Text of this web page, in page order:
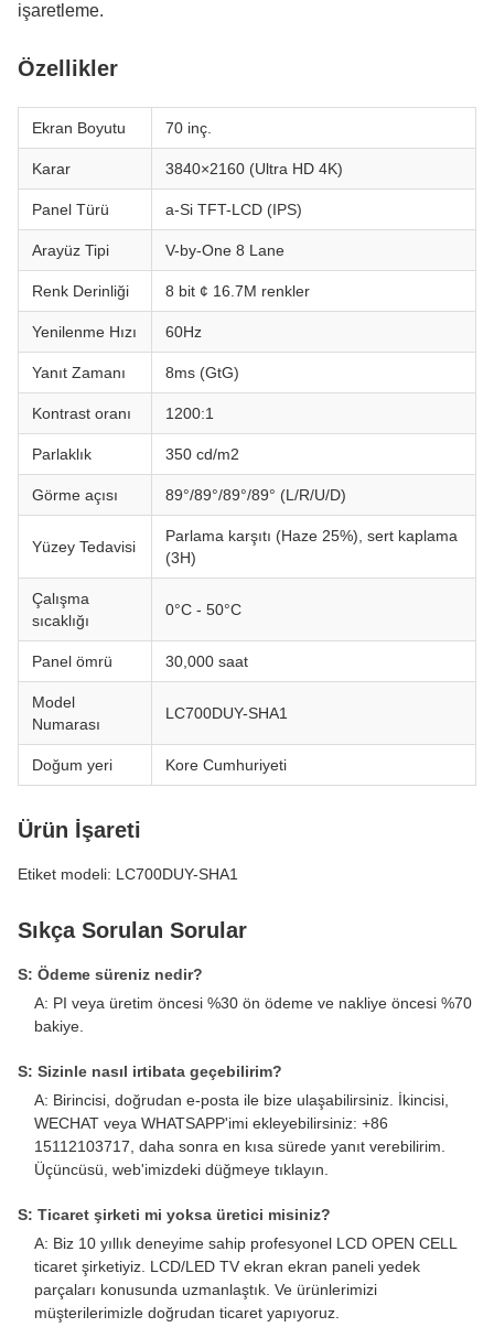
işaretleme.
Özellikler
Ekran Boyutu 70 inç.
Karar 3840×2160 (Ultra HD 4K)
Panel Türü a-Si TFT-LCD (IPS)
Arayüz Tipi V-by-One 8 Lane
Renk Derinliği 8 bit ¢ 16.7M renkler
Yenilenme Hızı 60Hz
Yanıt Zamanı 8ms (GtG)
Kontrast oranı 1200:1
Parlaklık 350 cd/m2
Görme açısı 89°/89°/89°/89° (L/R/U/D)
Yüzey Tedavisi
Parlama karşıtı (Haze 25%), sert kaplama
(3H)
Çalışma
sıcaklığı
0°C - 50°C
Panel ömrü 30,000 saat
Model
Numarası
LC700DUY-SHA1
Doğum yeri Kore Cumhuriyeti
Ürün İşareti
Etiket modeli: LC700DUY-SHA1
Sıkça Sorulan Sorular
S: Ödeme süreniz nedir?
A: PI veya üretim öncesi %30 ön ödeme ve nakliye öncesi %70
bakiye.
S: Sizinle nasıl irtibata geçebilirim?
A: Birincisi, doğrudan e-posta ile bize ulaşabilirsiniz. İkincisi,
WECHAT veya WHATSAPP'imi ekleyebilirsiniz: +86
15112103717, daha sonra en kısa sürede yanıt verebilirim.
Üçüncüsü, web'imizdeki düğmeye tıklayın.
S: Ticaret şirketi mi yoksa üretici misiniz?
A: Biz 10 yıllık deneyime sahip profesyonel LCD OPEN CELL
ticaret şirketiyiz. LCD/LED TV ekran ekran paneli yedek
parçaları konusunda uzmanlaştık. Ve ürünlerimizi
müşterilerimizle doğrudan ticaret yapıyoruz.